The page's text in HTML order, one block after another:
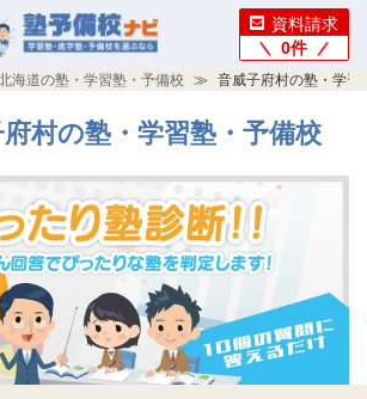
資料請求
0件
海道の塾・学習塾・予備校 音威子府村の塾・学習
村の塾・学習塾・予備校